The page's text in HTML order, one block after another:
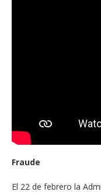
Fraude
El 22 de febrero la